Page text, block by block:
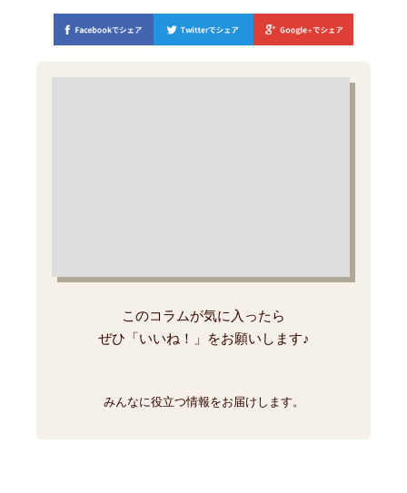
このコラムが気に入ったら
ぜひ「いいね！」をお願いします♪
みんなに役立つ情報をお届けします。